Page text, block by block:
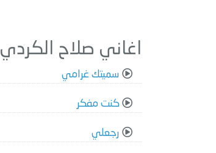
اغاني صلاح الكردي
سميتك غرامي
كنت مفكر
رجعلي